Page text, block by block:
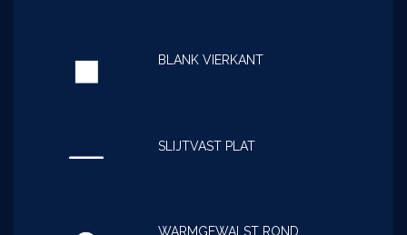
BLANK VIERKANT
SLIJTVAST PLAT
WARMGEWALST ROND